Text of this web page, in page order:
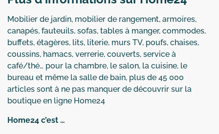
Mobilier de jardin, mobilier de rangement, armoires,
canapés, fauteuils, sofas, tables à manger, commodes,
buffets, étagères, lits, literie, murs TV, poufs, chaises,
coussins, hamacs, verrerie, couverts, service à
café/thé… pour la chambre, le salon, la cuisine, le
bureau et même la salle de bain, plus de 45 000
articles sont à ne pas manquer de découvrir sur la
boutique en ligne Home24
Home24 c’est …